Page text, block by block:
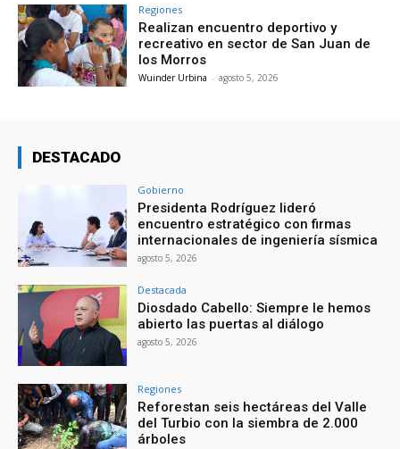
Regiones
Realizan encuentro deportivo y
recreativo en sector de San Juan de
los Morros
Wuinder Urbina - agosto 5, 2026
DESTACADO
Gobierno
Presidenta Rodríguez lideró
encuentro estratégico con firmas
internacionales de ingeniería sísmica
agosto 5, 2026
Destacada
Diosdado Cabello: Siempre le hemos
abierto las puertas al diálogo
agosto 5, 2026
Regiones
Reforestan seis hectáreas del Valle
del Turbio con la siembra de 2.000
árboles